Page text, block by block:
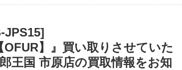
JPS15]
OFUR】』買い取りさせていた
王国 市原店の買取情報をお知